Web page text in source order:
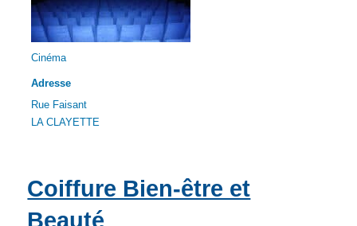
Cinéma
Adresse
Rue Faisant
LA CLAYETTE
Coiffure Bien-être et
Beauté